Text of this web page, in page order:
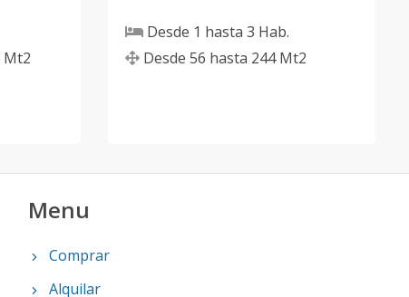
Mt2
Desde 1 hasta 3 Hab.
Desde 56 hasta 244 Mt2
Menu
Comprar
Alquilar